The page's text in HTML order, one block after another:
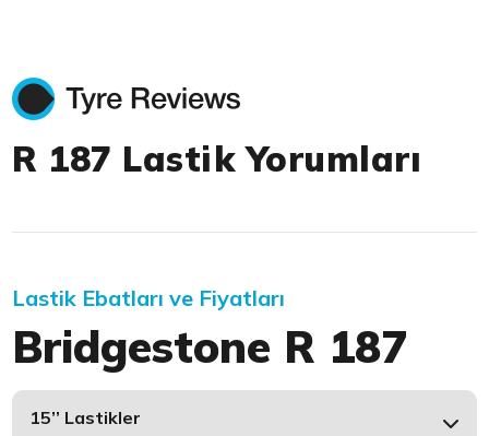
R 187 Lastik Yorumları
Lastik Ebatları ve Fiyatları
Bridgestone R 187
15’’ Lastikler